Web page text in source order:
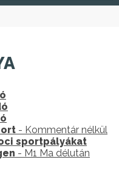
- Kommentár nélkül
sportpályákat
- M1 Ma délután